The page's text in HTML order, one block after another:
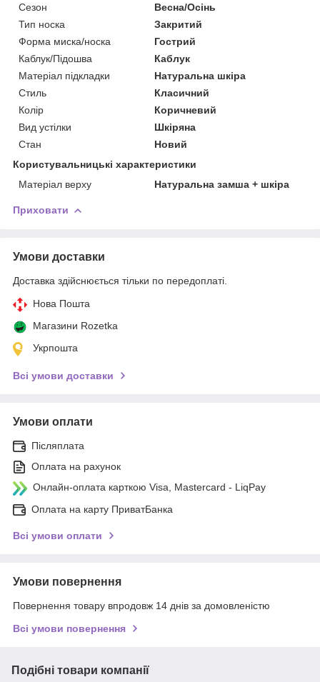
Сезон
Весна/Осінь
Тип носка
Закритий
Форма миска/носка
Гострий
Каблук/Підошва
Каблук
Матеріал підкладки
Натуральна шкіра
Стиль
Класичний
Колір
Коричневий
Вид устілки
Шкіряна
Стан
Новий
Користувальницькі характеристики
Матеріал верху
Натуральна замша + шкіра
Приховати
Умови доставки
Доставка здійснюється тільки по передоплаті.
Нова Пошта
Магазини Rozetka
Укрпошта
Всі умови доставки
Умови оплати
Післяплата
Оплата на рахунок
Онлайн-оплата карткою Visa, Mastercard - LiqPay
Оплата на карту ПриватБанка
Всі умови оплати
Умови повернення
Повернення товару впродовж 14 днів за домовленістю
Всі умови повернення
Подібні товари компанії